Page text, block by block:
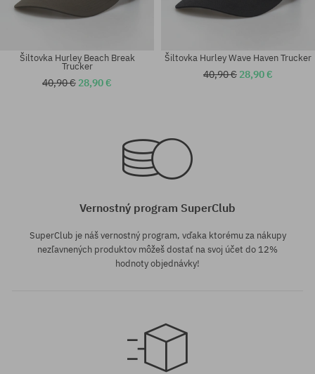
Šiltovka Hurley Beach Break
Trucker
40,90 € 28,90 €
Šiltovka Hurley Wave Haven Trucker
40,90 € 28,90 €
Vernostný program SuperClub
SuperClub je náš vernostný program, vďaka ktorému za nákupy
nezľavnených produktov môžeš dostať na svoj účet do 12%
hodnoty objednávky!